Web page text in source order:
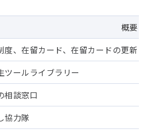
概要・
度、在留カード、在留カードの更新
ツールライブラリー
相談窓口
協力隊